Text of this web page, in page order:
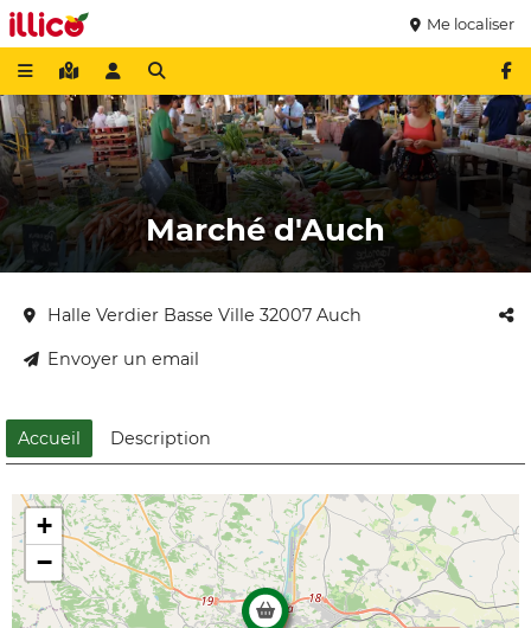
Me localiser
Marché d'Auch
Halle Verdier Basse Ville 32007 Auch
Envoyer un email
Accueil Description
+
−